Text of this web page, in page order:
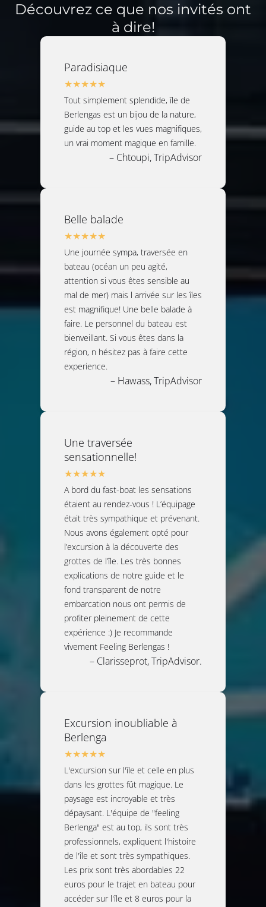
Découvrez ce que nos invités ont
à dire!
Paradisiaque
Tout simplement splendide, île de
Berlengas est un bijou de la nature,
guide au top et les vues magnifiques,
un vrai moment magique en famille.
– Chtoupi, TripAdvisor
Belle balade
Une journée sympa, traversée en
bateau (océan un peu agité,
attention si vous êtes sensible au
mal de mer) mais l arrivée sur les îles
est magnifique! Une belle balade à
faire. Le personnel du bateau est
bienveillant. Si vous êtes dans la
région, n hésitez pas à faire cette
experience.
– Hawass, TripAdvisor
Une traversée
sensationnelle!
A bord du fast-boat les sensations
étaient au rendez-vous ! L’équipage
était très sympathique et prévenant.
Nous avons également opté pour
l’excursion à la découverte des
grottes de l’île. Les très bonnes
explications de notre guide et le
fond transparent de notre
embarcation nous ont permis de
profiter pleinement de cette
expérience :) Je recommande
vivement Feeling Berlengas !
– Clarisseprot, TripAdvisor.
Excursion inoubliable à
Berlenga
L'excursion sur l'île et celle en plus
dans les grottes fût magique. Le
paysage est incroyable et très
dépaysant. L'équipe de "feeling
Berlenga" est au top, ils sont très
professionnels, expliquent l'histoire
de l'île et sont très sympathiques.
Les prix sont très abordables 22
euros pour le trajet en bateau pour
accéder sur l'île et 8 euros pour la